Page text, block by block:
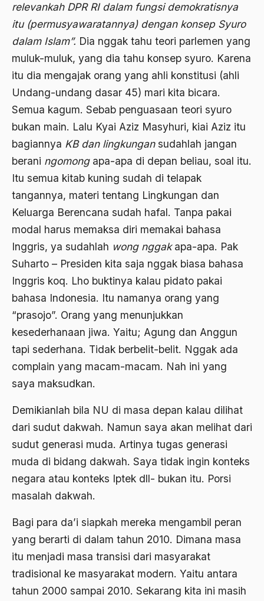
relevankah DPR RI dalam fungsi demokratisnya
itu (permusyawaratannya) dengan konsep Syuro
dalam Islam”. Dia nggak tahu teori parlemen yang
muluk-muluk, yang dia tahu konsep syuro. Karena
itu dia mengajak orang yang ahli konstitusi (ahli
Undang-undang dasar 45) mari kita bicara.
Semua kagum. Sebab penguasaan teori syuro
bukan main. Lalu Kyai Aziz Masyhuri, kiai Aziz itu
bagiannya KB dan lingkungansudahlah jangan
berani ngomongapa-apa di depan beliau, soal itu.
Itu semua kitab kuning sudah di telapak
tangannya, materi tentang Lingkungan dan
Keluarga Berencana sudah hafal. Tanpa pakai
modal harus memaksa diri memakai bahasa
Inggris, ya sudahlah wong nggakapa-apa. Pak
Suharto – Presiden kita saja nggak biasa bahasa
Inggris koq. Lho buktinya kalau pidato pakai
bahasa Indonesia. Itu namanya orang yang
“prasojo”. Orang yang menunjukkan
kesederhanaan jiwa. Yaitu; Agung dan Anggun
tapi sederhana. Tidak berbelit-belit. Nggak ada
complain yang macam-macam. Nah ini yang
saya maksudkan.
Demikianlah bila NU di masa depan kalau dilihat
dari sudut dakwah. Namun saya akan melihat dari
sudut generasi muda. Artinya tugas generasi
muda di bidang dakwah. Saya tidak ingin konteks
negara atau konteks Iptek dll- bukan itu. Porsi
masalah dakwah.
Bagi para da’i siapkah mereka mengambil peran
yang berarti di dalam tahun 2010. Dimana masa
itu menjadi masa transisi dari masyarakat
tradisional ke masyarakat modern. Yaitu antara
tahun 2000 sampai 2010. Sekarang kita ini masih
Birokrat
Birokrat Islam
Birokratis
birokratisasi
Bis Kota
bis PPD
bisri syansuri
BJ. Habibie
Blitzkrieg
Bobot Sangkaan
bom bali
bom borobudur
bom irak
BPKK
BPR
brawijaya
Brawijaya V
Brigjen K
Budak Sosiologis
Budaya Altenatif
Budaya bangsa
budaya Barat
Budaya baru